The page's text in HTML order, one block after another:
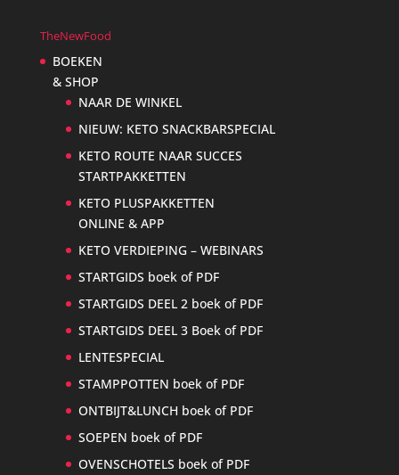
TheNewFood
BOEKEN
& SHOP
NAAR DE WINKEL
NIEUW: KETO SNACKBARSPECIAL
KETO ROUTE NAAR SUCCES
STARTPAKKETTEN
KETO PLUSPAKKETTEN
ONLINE & APP
KETO VERDIEPING – WEBINARS
STARTGIDS boek of PDF
STARTGIDS DEEL 2 boek of PDF
STARTGIDS DEEL 3 Boek of PDF
LENTESPECIAL
STAMPPOTTEN boek of PDF
ONTBIJT&LUNCH boek of PDF
SOEPEN boek of PDF
OVENSCHOTELS boek of PDF